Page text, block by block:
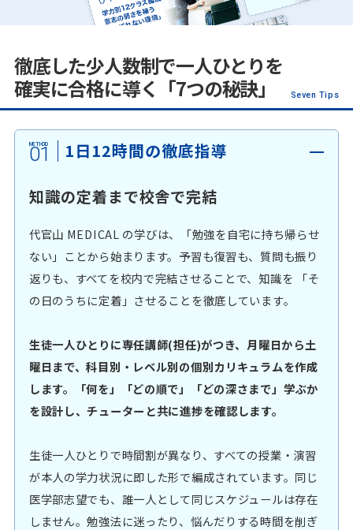
徹底した少人数制で一人ひとりを
確実に合格に導く「7つの秘訣」
Seven Tips
01 1日12時間の徹底指導
知識の定着まで校舎で完結
代官山 MEDICAL の学びは、「勉強を自宅に持ち帰らせ
ない」ことから始まります。予習も復習も、質問も振り
返りも、すべてを校内で完結させることで、知識を 「そ
の日のうちに定着」させることを徹底しています。
生徒一人ひとりに専任講師(担任)がつき、月曜日から土
曜日まで、科目別・レベル別の個別カリキュラムを作成
します。「何を」「どの順で」「どの深さまで」学ぶか
を設計し、チューターと共に進捗を確認します。
生徒一人ひとりで時間割が異なり、すべての授業・演習
が本人の学力状況に即した形で編成されています。同じ
医学部志望でも、誰一人として同じスケジュールは存在
しません。勉強法に迷ったり、悩んだりする時間を削ぎ